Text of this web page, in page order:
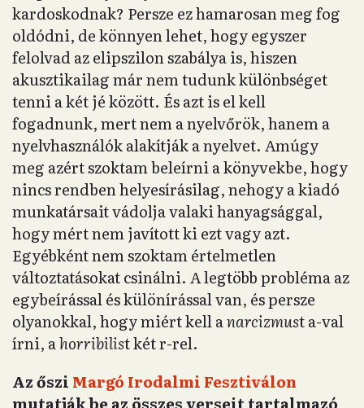
kardoskodnak? Persze ez hamarosan meg fog
oldódni, de könnyen lehet, hogy egyszer
felolvad az elipszilon szabálya is, hiszen
akusztikailag már nem tudunk különbséget
tenni a két jé között. És azt is el kell
fogadnunk, mert nem a nyelvőrök, hanem a
nyelvhasználók alakítják a nyelvet. Amúgy
meg azért szoktam beleírni a könyvekbe, hogy
nincs rendben helyesírásilag, nehogy a kiadó
munkatársait vádolja valaki hanyagsággal,
hogy mért nem javított ki ezt vagy azt.
Egyébként nem szoktam értelmetlen
változtatásokat csinálni. A legtöbb probléma az
egybeírással és különírással van, és persze
olyanokkal, hogy miért kell anarcizmust a-val
írni, ahorribilist két r-rel.
Az őszi Margó Irodalmi Fesztiválon
mutatják be az összes verseit tartalmazó